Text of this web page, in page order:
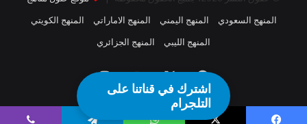
اشترك في قناتنا على
التلجرام
المنهج السعودي
المنهج اليمني المنهج الاماراتي
المنهج الكويتي
المنهج الليبي
المنهج الجزائري
فيسبوك
X يوتيوبانستقرام